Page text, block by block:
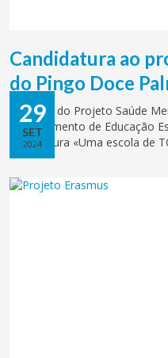
29
SET
2024
Candidatura ao
do Pingo Doce
A equipa do Projeto Saúde
Departamento de Educação
candidatura «Uma escola de